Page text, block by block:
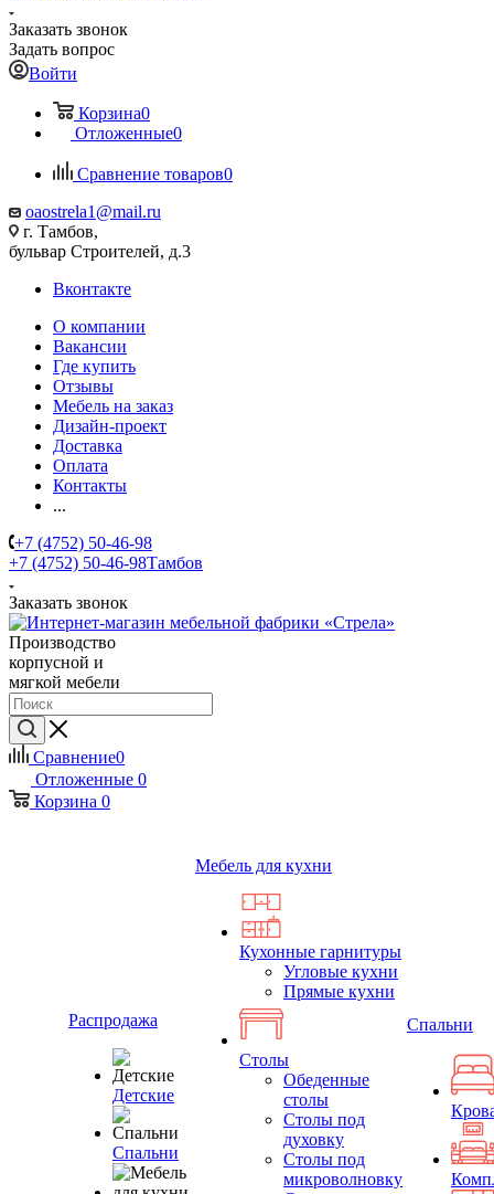
Заказать звонок
Задать вопрос
Войти
Корзина0
Отложенные0
Сравнение товаров0
oaostrela1@mail.ru
г. Тамбов,
бульвар Строителей, д.3
Вконтакте
О компании
Вакансии
Где купить
Отзывы
Мебель на заказ
Дизайн-проект
Доставка
Оплата
Контакты
...
+7 (4752) 50-46-98
+7 (4752) 50-46-98Тамбов
Заказать звонок
Производство
корпусной и
мягкой мебели
Сравнение0
Отложенные 0
Корзина 0
Распродажа
Детские
Спальни
Мебель для кухни
Кухонные гарнитуры
Угловые кухни
Прямые кухни
Столы
Обеденные
столы
Столы под
духовку
Столы под
микроволновку
Спальни